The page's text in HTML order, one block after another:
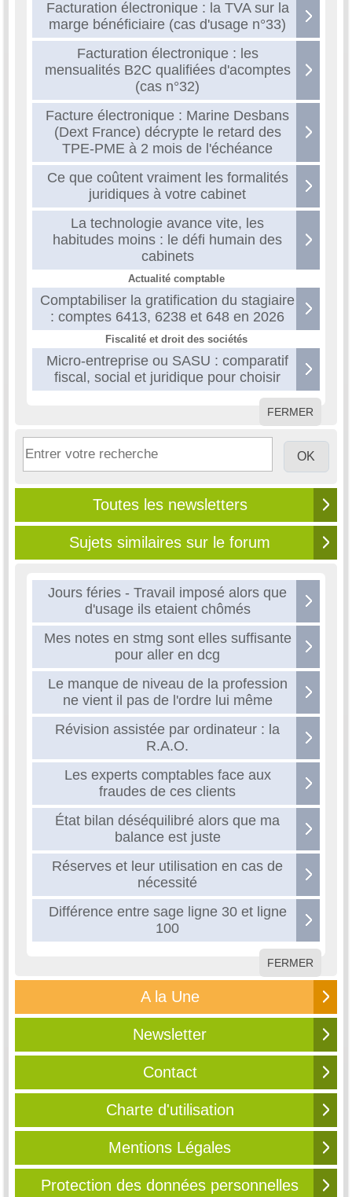
Facturation électronique : la TVA sur la
marge bénéficiaire (cas d'usage n°33)
Facturation électronique : les
mensualités B2C qualifiées d'acomptes
(cas n°32)
Facture électronique : Marine Desbans
(Dext France) décrypte le retard des
TPE-PME à 2 mois de l'échéance
Ce que coûtent vraiment les formalités
juridiques à votre cabinet
La technologie avance vite, les
habitudes moins : le défi humain des
cabinets
Actualité comptable
Comptabiliser la gratification du stagiaire
: comptes 6413, 6238 et 648 en 2026
Fiscalité et droit des sociétés
Micro-entreprise ou SASU : comparatif
fiscal, social et juridique pour choisir
FERMER
Toutes les newsletters
Sujets similaires sur le forum
Jours féries - Travail imposé alors que
d'usage ils etaient chômés
Mes notes en stmg sont elles suffisante
pour aller en dcg
Le manque de niveau de la profession
ne vient il pas de l'ordre lui même
Révision assistée par ordinateur : la
R.A.O.
Les experts comptables face aux
fraudes de ces clients
État bilan déséquilibré alors que ma
balance est juste
Réserves et leur utilisation en cas de
nécessité
Différence entre sage ligne 30 et ligne
100
FERMER
A la Une
Newsletter
Contact
Charte d'utilisation
Mentions Légales
Protection des données personnelles